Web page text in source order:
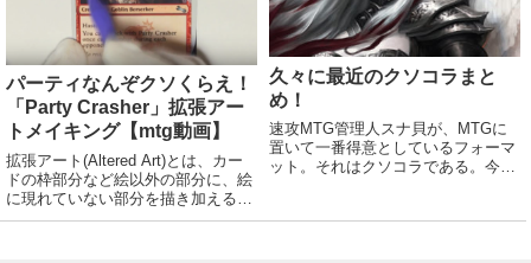
パーティなんぞクソくらえ！
「Party Crasher」拡張アー
トメイキング【mtg動画】
拡張アート(Altered Art)とは、カー
ドの枠部分など絵以外の部分に、絵
に現れていない部分を描き加えるこ
と。または、そのような加工が施さ
久々に最近のクソコラまと
め！
速攻MTG管理人スナ貝が、MTGに
置いて一番得意としているフォーマ
ット。それはクソコラである。今回
う。お付き合い頂きたい。それでは